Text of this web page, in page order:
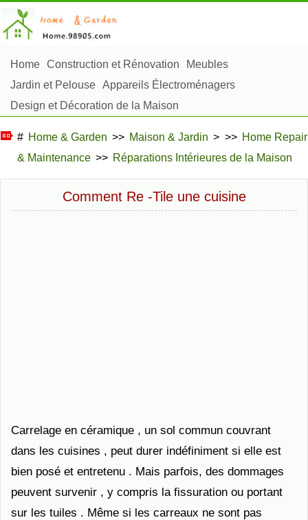
Home Construction et Rénovation
Meubles
Jardin et Pelouse Appareils Électroménagers
Design et Décoration de la Maison
Aménagement et Construction Extérieure
# Home & Garden >> Maison & Jardin > >> Home Repair
& Maintenance >> Réparations Intérieures de la Maison
Comment Re -Tile une cuisine
Carrelage en céramique , un sol commun couvrant
dans les cuisines , peut durer indéfiniment si elle est
bien posé et entretenu . Mais parfois, des dommages
peuvent survenir , y compris la fissuration ou portant
sur ​​les tuiles . Même si les carreaux ne sont pas